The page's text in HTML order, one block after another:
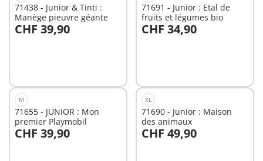
71438 - Junior & Tinti :
Manège pieuvre géante
CHF 39,90
Au panier
71691 - Junior : Etal de
fruits et légumes bio
CHF 34,90
Au panier
M
71655 - JUNIOR : Mon
premier Playmobil
CHF 39,90
Au panier
XL
71690 - Junior : Maison
des animaux
CHF 49,90
Au panier